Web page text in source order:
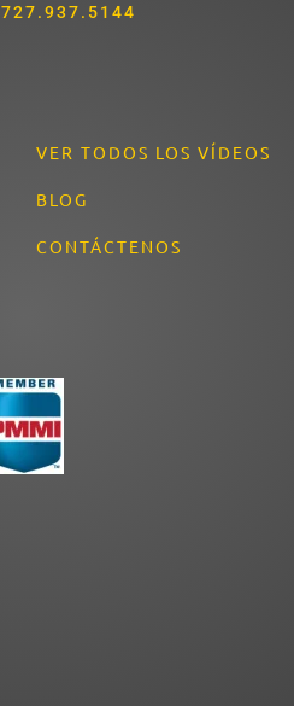
727.937.5144
VER TODOS LOS VÍDEOS
BLOG
CONTÁCTENOS